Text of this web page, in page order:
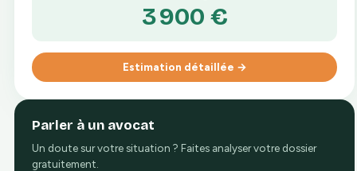
3 900 €
Estimation détaillée →
Parler à un avocat
Un doute sur votre situation ? Faites analyser votre dossier
gratuitement.